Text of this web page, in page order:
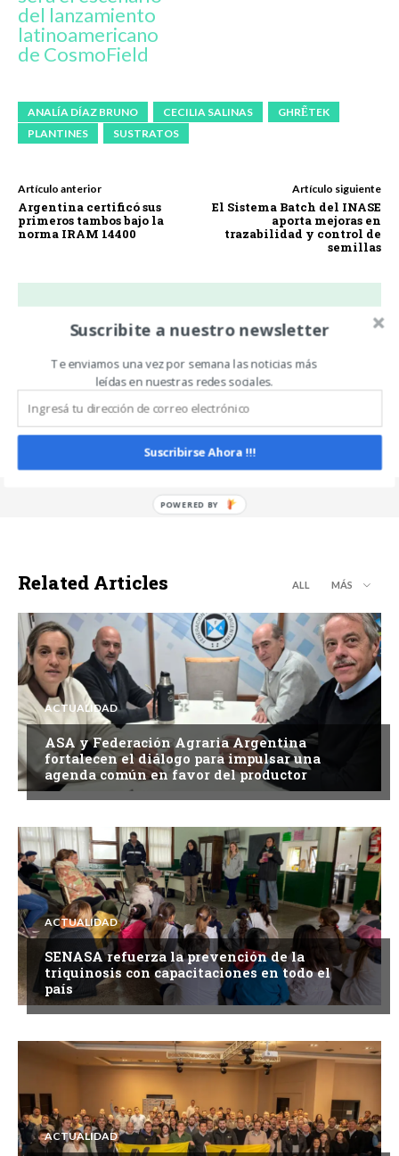
del lanzamiento
latinoamericano
de CosmoField
ANALÍA DÍAZ BRUNO CECILIA SALINAS
GHRẼTEK
PLANTINES
SUSTRATOS
Artículo anterior
Argentina certificó sus
primeros tambos bajo la
norma IRAM 14400
Artículo siguiente
El Sistema Batch del INASE
aporta mejoras en
trazabilidad y control de
semillas
Noticias De Campo
https://www.noticiasdecampo.com/
Todas las Noticias de Campo en un sólo lugar.
Related Articles ALL MÁS
ACTUALIDAD
ASA y Federación Agraria Argentina
fortalecen el diálogo para impulsar una
agenda común en favor del productor
ACTUALIDAD
SENASA refuerza la prevención de la
triquinosis con capacitaciones en todo el
país
ACTUALIDAD
Suscribite a nuestro newsletter
Te enviamos una vez por semana las noticias más
leídas en nuestras redes sociales.
Suscribirse Ahora !!!